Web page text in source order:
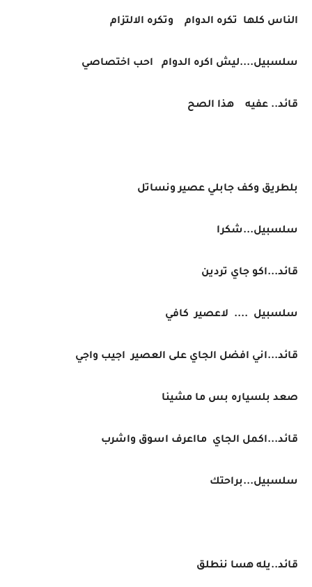
الناس كلها تكره الدوام وتكره الالتزام
سلسبيل....ليش اكره الدوام احب اختصاصي
قائد.. عفيه هذا الصح
بلطريق وكف جابلي عصير ونساتل
سلسبيل...شكرا
قائد...اكو جاي تردين
سلسبيل .... لاعصير كافي
قائد...اني افضل الجاي على العصير اجيب واجي
صعد بلسياره بس ما مشينا
قائد...اكمل الجاي مااعرف اسوق واشرب
سلسبيل...براحتك
قائد..يله هسا ننطلق